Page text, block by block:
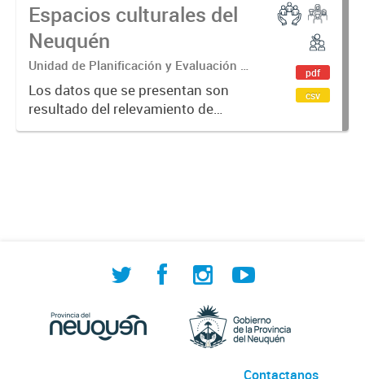
Espacios culturales del
Neuquén
Unidad de Planificación y Evaluación de
Políticas Sociales (UPEPS).
Observatorio de Deportes, Actividad
Física y Cultura (ODAFyC).
Los datos que se presentan son
resultado del relevamiento de
espacios culturales de la provincia
pdf
csv
Contactanos